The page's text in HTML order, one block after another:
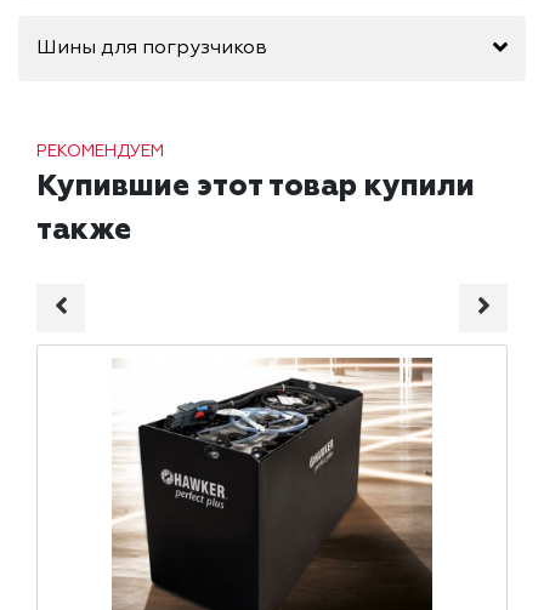
Шины для погрузчиков
РЕКОМЕНДУЕМ
Купившие этот товар купили
также